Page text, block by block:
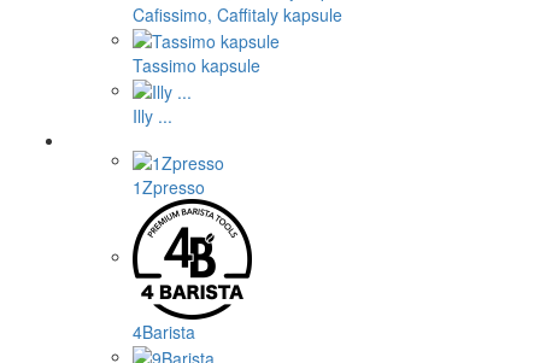
Cafissimo, Caffitaly kapsule
Tassimo kapsule
Illy ...
1Zpresso
4Barista